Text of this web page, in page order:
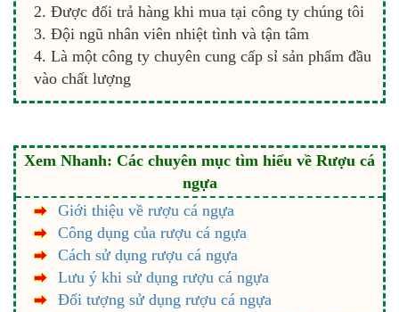
Được đổi trả hàng khi mua tại công ty chúng tôi
Đội ngũ nhân viên nhiệt tình và tận tâm
Là một công ty chuyên cung cấp sỉ sản phẩm đầu
vào chất lượng
Xem Nhanh: Các chuyên mục tìm hiểu về Rượu cá
ngựa
Giới thiệu về rượu cá ngựa
Công dụng của rượu cá ngựa
Cách sử dụng rượu cá ngựa
Lưu ý khi sử dụng rượu cá ngựa
Đối tượng sử dụng rượu cá ngựa